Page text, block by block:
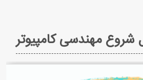
شروع مهندسی کامپیوتر